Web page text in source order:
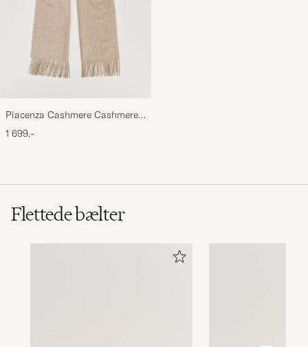
Piacenza Cashmere Cashmere
Scarf Light Beige
1 699,-
Flettede bælter